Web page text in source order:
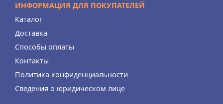
ИНФОРМАЦИЯ ДЛЯ ПОКУПАТЕЛЕЙ
Каталог
Доставка
Способы оплаты
Контакты
Политика конфиденциальности
Сведения о юридическом лице